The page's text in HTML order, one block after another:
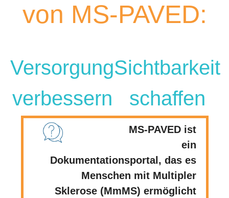
von MS-PAVED:
Versorgung
verbessern
Sichtbarkeit
schaffen
MS-PAVED ist
ein
Dokumentationsportal, das es
Menschen mit Multipler
Sklerose (MmMS) ermöglicht